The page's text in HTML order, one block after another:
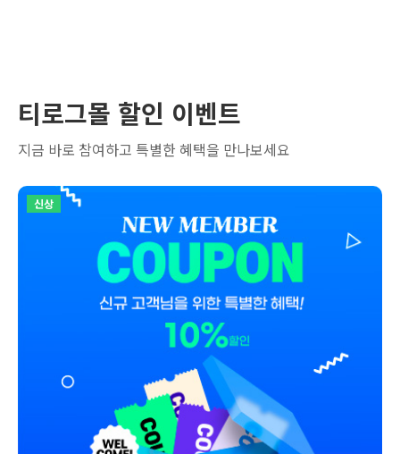
티로그몰 할인 이벤트
지금 바로 참여하고 특별한 혜택을 만나보세요
신상